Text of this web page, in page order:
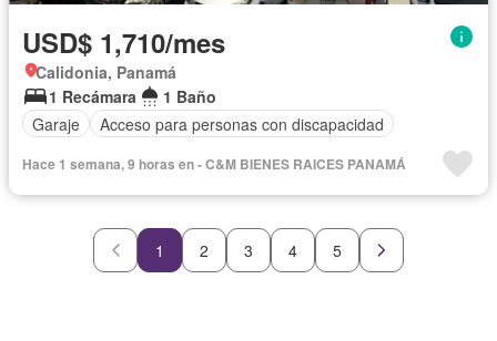
USD$ 1,710/mes
Calidonia, Panamá
1 Recámara
1 Baño
Garaje
Acceso para personas con discapacidad
Hace 1 semana, 9 horas en - C&M BIENES RAICES PANAMÁ
1 2 3 4 5